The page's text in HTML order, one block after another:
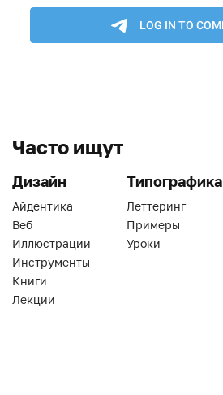
Часто ищут
Дизайн
Айдентика
Веб
Иллюстрации
Инструменты
Книги
Лекции
Типографика
Леттеринг
Примеры
Уроки